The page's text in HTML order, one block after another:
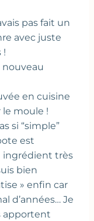
pas fait un
avec juste
!
nouveau
en cuisine
moule !
si “simple”
est
ingrédient très
bien
» enfin car
d’années… Je
apportent